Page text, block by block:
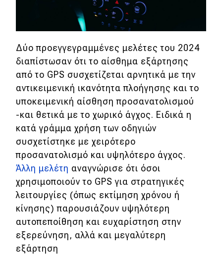
Δύο προεγγεγραμμένες μελέτες του 2024
διαπίστωσαν ότι το αίσθημα εξάρτησης
από το GPS συσχετίζεται αρνητικά με την
αντικειμενική ικανότητα πλοήγησης και το
υποκειμενική αίσθηση προσανατολισμού
-και θετικά με το χωρικό άγχος. Ειδικά η
κατά γράμμα χρήση των οδηγιών
συσχετίστηκε με χειρότερο
προσανατολισμό και υψηλότερο άγχος.
Άλλη μελέτη αναγνώρισε ότι όσοι
χρησιμοποιούν το GPS για στρατηγικές
λειτουργίες (όπως εκτίμηση χρόνου ή
κίνησης) παρουσιάζουν υψηλότερη
αυτοπεποίθηση και ευχαρίστηση στην
εξερεύνηση, αλλά και μεγαλύτερη
εξάρτηση